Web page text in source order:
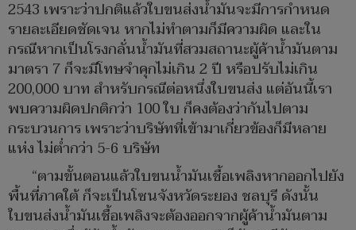
2543 เพราะว่าปกติแล้วใบขนส่งน้ำมันจะมีการกำหนด
รายละเอียดชัดเจน หากไม่ทำตามก็มีความผิด และใน
กรณีหากเป็นโรงกลั่นน้ำมันที่สวมสถานะผู้ค้าน้ำมันตาม
มาตรา 7 ก็จะมีโทษจำคุกไม่เกิน 2 ปี หรือปรับไม่เกิน
200,000 บาท สำหรับกรณีต่อหนึ่งใบขนส่ง แต่อันนี้เรา
พบความผิดปกติกว่า 100 ใบ ก็คงต้องว่ากันไปตาม
กระบวนการ เพราะว่าบริษัทที่เข้ามาเกี่ยวข้องก็มีหลาย
แห่ง ไม่ต่ำกว่า 5-6 บริษัท
“ตามขั้นตอนแล้วใบขนน้ำมันเชื้อเพลิงหากออกไปยัง
พื้นที่ภาคใต้ ก็จะเป็นโซนจังหวัดระยอง ชลบุรี ดังนั้น
ใบขนส่งน้ำมันเชื้อเพลิงจะต้องออกจากผู้ค้าน้ำมันตาม